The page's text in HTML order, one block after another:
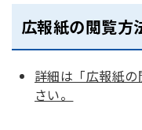
広報紙の閲覧方
詳細は「広報紙
さい。